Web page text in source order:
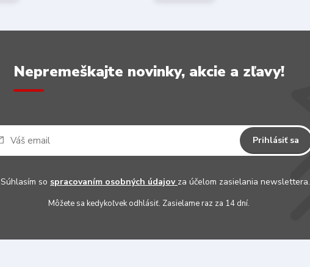
Nepremeškajte novinky, akcie a zľavy!
Prihlásiť sa
Súhlasím so spracovaním osobných údajov za účelom zasielania newslettera.
Môžete sa kedykoľvek odhlásiť. Zasielame raz za 14 dní.